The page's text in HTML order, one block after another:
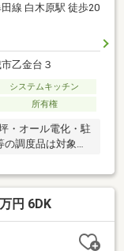
線 白木原駅 徒歩20
乙金台３
システムキッチン
所有権
・オール電化・駐
調度品は対象に
円 6DK